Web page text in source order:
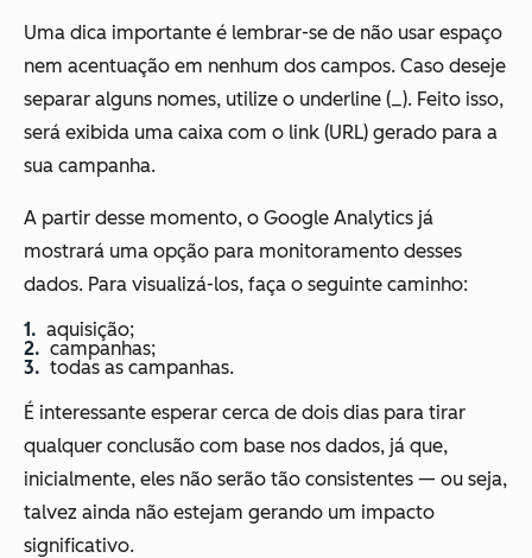
Uma dica importante é lembrar-se de não usar espaço
nem acentuação em nenhum dos campos. Caso deseje
separar alguns nomes, utilize o underline (_). Feito isso,
será exibida uma caixa com o link (URL) gerado para a
sua campanha.
A partir desse momento, o Google Analytics já
mostrará uma opção para monitoramento desses
dados. Para visualizá-los, faça o seguinte caminho:
aquisição;
campanhas;
todas as campanhas.
É interessante esperar cerca de dois dias para tirar
qualquer conclusão com base nos dados, já que,
inicialmente, eles não serão tão consistentes — ou seja,
talvez ainda não estejam gerando um impacto
significativo.